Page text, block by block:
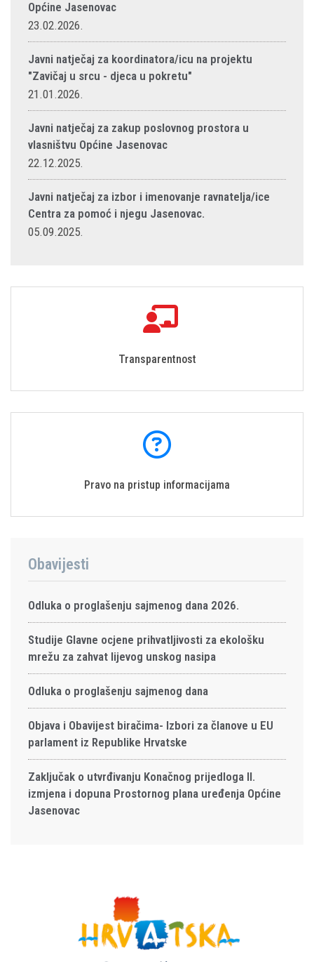
Općine Jasenovac
23.02.2026.
Javni natječaj za koordinatora/icu na projektu
"Zavičaj u srcu - djeca u pokretu"
21.01.2026.
Javni natječaj za zakup poslovnog prostora u
vlasništvu Općine Jasenovac
22.12.2025.
Javni natječaj za izbor i imenovanje ravnatelja/ice
Centra za pomoć i njegu Jasenovac.
05.09.2025.
Transparentnost
Pravo na pristup informacijama
Obavijesti
Odluka o proglašenju sajmenog dana 2026.
Studije Glavne ocjene prihvatljivosti za ekološku
mrežu za zahvat lijevog unskog nasipa
Odluka o proglašenju sajmenog dana
Objava i Obavijest biračima- Izbori za članove u EU
parlament iz Republike Hrvatske
Zaključak o utvrđivanju Konačnog prijedloga II.
izmjena i dopuna Prostornog plana uređenja Općine
Jasenovac